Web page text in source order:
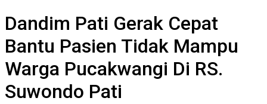
Dandim Pati Gerak Cepat
Bantu Pasien Tidak Mampu
Warga Pucakwangi Di RS.
Suwondo Pati